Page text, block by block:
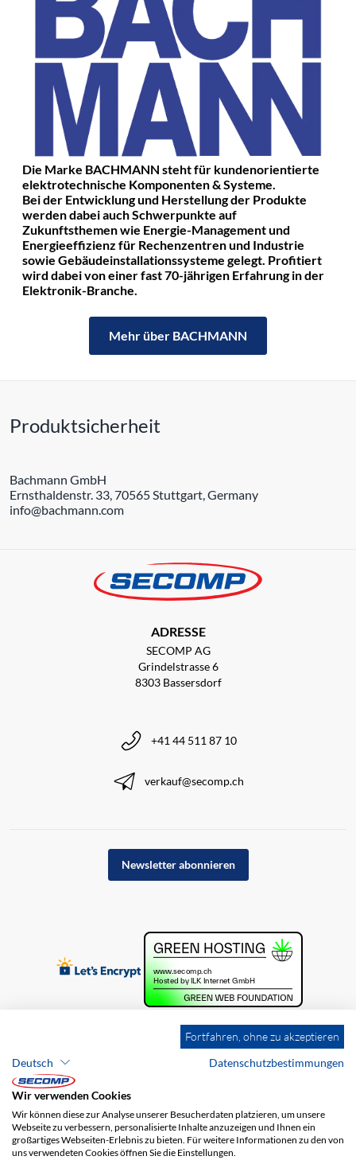
Die Marke BACHMANN steht für kundenorientierte
elektrotechnische Komponenten & Systeme.
Bei der Entwicklung und Herstellung der Produkte
werden dabei auch Schwerpunkte auf
Zukunftsthemen wie Energie-Management und
Energieeffizienz für Rechenzentren und Industrie
sowie Gebäudeinstallationssysteme gelegt. Profitiert
wird dabei von einer fast 70-jährigen Erfahrung in der
Elektronik-Branche.
Mehr über BACHMANN
Produktsicherheit
Bachmann GmbH
Ernsthaldenstr. 33, 70565 Stuttgart, Germany
info@bachmann.com
ADRESSE
SECOMP AG
Grindelstrasse 6
8303 Bassersdorf
+41 44 511 87 10
verkauf@secomp.ch
Newsletter abonnieren
Brands Impressum AGB
Fortfahren, ohne zu akzeptieren
Deutsch
Datenschutzbestimmungen
Wir verwenden Cookies
Wir können diese zur Analyse unserer Besucherdaten platzieren, um unsere
Webseite zu verbessern, personalisierte Inhalte anzuzeigen und Ihnen ein
großartiges Webseiten-Erlebnis zu bieten. Für weitere Informationen zu den von
uns verwendeten Cookies öffnen Sie die Einstellungen.